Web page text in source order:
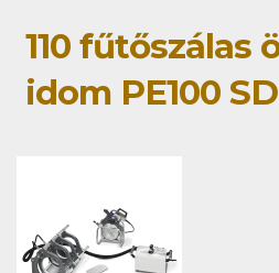
110 fűtőszálas
idom PE100